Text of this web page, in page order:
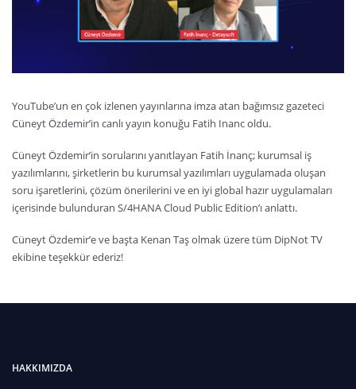
YouTube’un en çok izlenen yayınlarına imza atan bağımsız gazeteci
Cüneyt Özdemir’in canlı yayın konuğu Fatih Inanc oldu.
Cüneyt Özdemir’in sorularını yanıtlayan Fatih İnanç; kurumsal iş
yazılımlarını, şirketlerin bu kurumsal yazılımları uygulamada oluşan
soru işaretlerini, çözüm önerilerini ve en iyi global hazır uygulamaları
içerisinde bulunduran S/4HANA Cloud Public Edition’ı anlattı.
Cüneyt Özdemir’e ve başta Kenan Taş olmak üzere tüm DipNot TV
ekibine teşekkür ederiz!
HAKKIMIZDA